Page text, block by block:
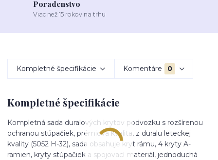
Poradenstvo
Viac než 15 rokov na trhu
Kompletné špecifikácie Komentáre 0
Kompletné špecifikácie
Kompletná sada duralových krytov podvozku s rozšírenou
ochranou stúpačiek, prémiová kvalita, z duralu leteckej
kvality (5052 H-32), sada obsahuje kryt rámu, 4 kryty A-
ramien, kryty stúpačiek a spojovací materiál, jednoduchá